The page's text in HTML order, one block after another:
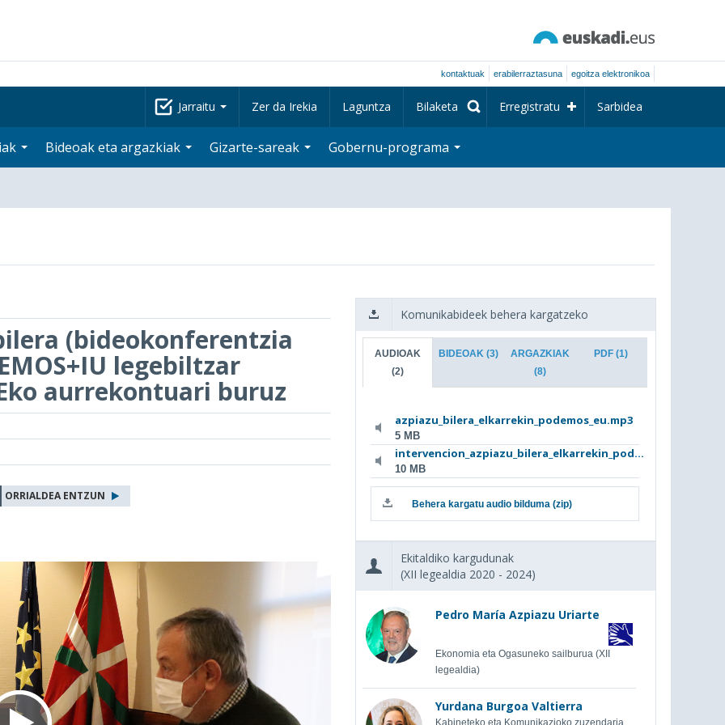
kontaktuak erabilerraztasuna egoitza elektronikoa
Jarraitu Zer da Irekia Laguntza Bilaketa Erregistratu Sarbidea
Bideoak eta argazkiak Gizarte-sareak Gobernu-programa
(bideokonferentzia
legebiltzar
aurrekontuari buruz
ORRIALDEA ENTZUN
Komunikabideek behera kargatzeko
AUDIOAK
(2)
BIDEOAK (3)
ARGAZKIAK
(8)
PDF (1)
azpiazu_bilera_elkarrekin_podemos_eu.mp3
5 MB
intervencion_azpiazu_bilera_elkarrekin_pod...
10 MB
Behera kargatu audio bilduma (zip)
Ekitaldiko kargudunak
(XII legealdia 2020 - 2024)
Pedro María Azpiazu Uriarte
Ekonomia eta Ogasuneko sailburua (XII
legealdia)
Yurdana Burgoa Valtierra
Kabineteko eta Komunikazioko zuzendaria